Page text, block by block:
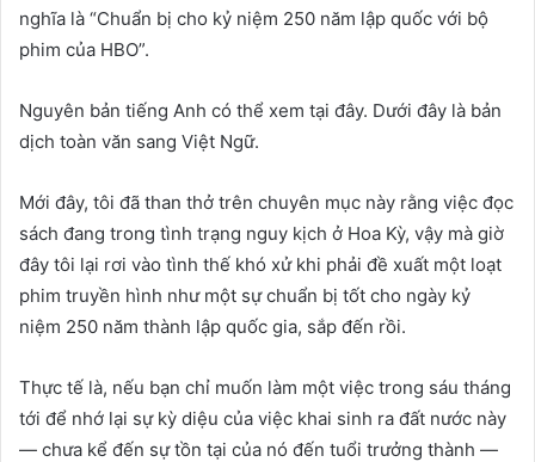
nghĩa là “Chuẩn bị cho kỷ niệm 250 năm lập quốc với bộ
phim của HBO”.
Nguyên bản tiếng Anh có thể xem tại đây. Dưới đây là bản
dịch toàn văn sang Việt Ngữ.
Mới đây, tôi đã than thở trên chuyên mục này rằng việc đọc
sách đang trong tình trạng nguy kịch ở Hoa Kỳ, vậy mà giờ
đây tôi lại rơi vào tình thế khó xử khi phải đề xuất một loạt
phim truyền hình như một sự chuẩn bị tốt cho ngày kỷ
niệm 250 năm thành lập quốc gia, sắp đến rồi.
Thực tế là, nếu bạn chỉ muốn làm một việc trong sáu tháng
tới để nhớ lại sự kỳ diệu của việc khai sinh ra đất nước này
— chưa kể đến sự tồn tại của nó đến tuổi trưởng thành —